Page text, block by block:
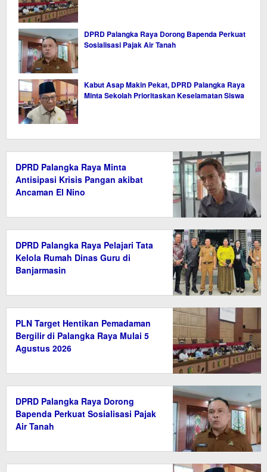
DPRD Palangka Raya Dorong Bapenda Perkuat
Sosialisasi Pajak Air Tanah
Kabut Asap Makin Pekat, DPRD Palangka Raya
Minta Sekolah Prioritaskan Keselamatan Siswa
DPRD Palangka Raya Minta
Antisipasi Krisis Pangan akibat
Ancaman El Nino
DPRD Palangka Raya Pelajari Tata
Kelola Rumah Dinas Guru di
Banjarmasin
PLN Target Hentikan Pemadaman
Bergilir di Palangka Raya Mulai 5
Agustus 2026
DPRD Palangka Raya Dorong
Bapenda Perkuat Sosialisasi Pajak
Air Tanah